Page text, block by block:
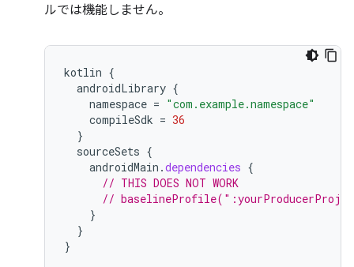
ルでは機能しません。
kotlin {
androidLibrary {
namespace = "com.example.namespace"
compileSdk = 36
}
sourceSets {
androidMain .dependencies {
// THIS DOES NOT WORK
//
}
}
}